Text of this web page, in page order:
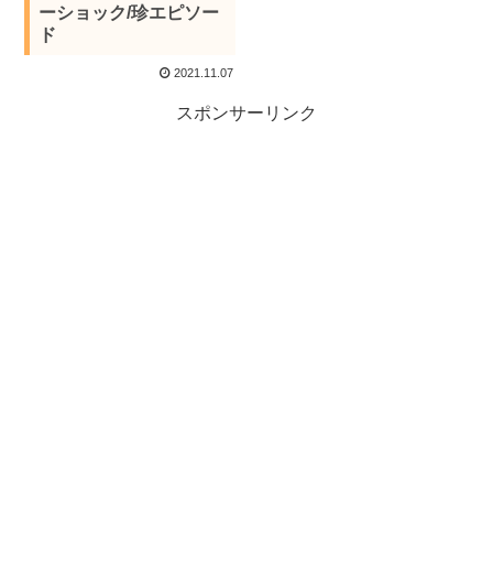
ーショック/珍エピソー
ド
2021.11.07
スポンサーリンク